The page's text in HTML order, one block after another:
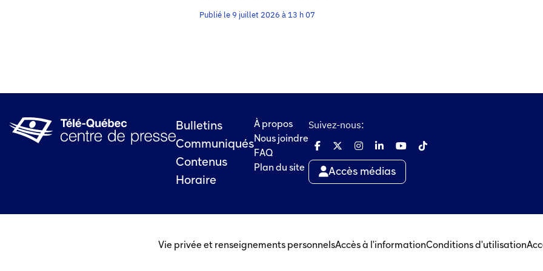
Publié le 9 juillet 2026 à 13 h 07
Bulletins
Communiqués
Contenus
Horaire
À propos
Nous joindre
FAQ
Plan du site
Suivez-nous:
Accès médias
Vie privée et renseignements personnelsAccès à l'informationConditions d'utilisation